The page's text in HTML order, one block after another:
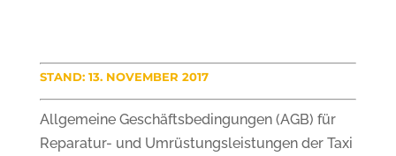
STAND: 13. NOVEMBER 2017
Allgemeine Geschäftsbedingungen (AGB) für
Reparatur- und Umrüstungsleistungen der Taxi